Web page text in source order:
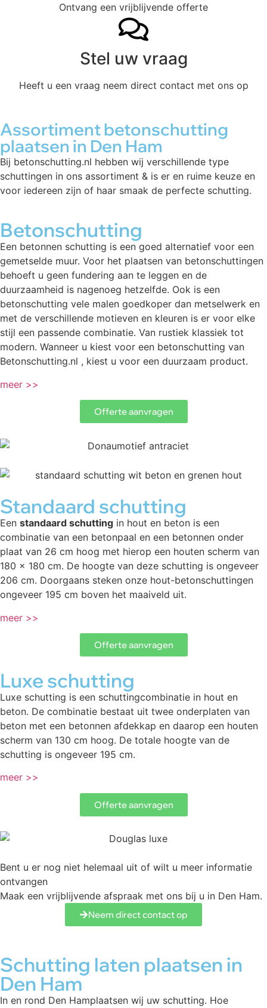
Ontvang een vrijblijvende offerte
Stel uw vraag
Heeft u een vraag neem direct contact met ons op
Assortiment betonschutting
plaatsen in Den Ham
Bij betonschutting.nl hebben wij verschillende type
schuttingen in ons assortiment & is er en ruime keuze en
voor iedereen zijn of haar smaak de perfecte schutting.
Betonschutting
Een betonnen schutting is een goed alternatief voor een
gemetselde muur. Voor het plaatsen van betonschuttingen
behoeft u geen fundering aan te leggen en de
duurzaamheid is nagenoeg hetzelfde. Ook is een
betonschutting vele malen goedkoper dan metselwerk en
met de verschillende motieven en kleuren is er voor elke
stijl een passende combinatie. Van rustiek klassiek tot
modern. Wanneer u kiest voor een betonschutting van
Betonschutting.nl , kiest u voor een duurzaam product.
meer >>
Offerte aanvragen
Standaard schutting
Een standaard schutting in hout en beton is een
combinatie van een betonpaal en een betonnen onder
plaat van 26 cm hoog met hierop een houten scherm van
180 x 180 cm. De hoogte van deze schutting is ongeveer
206 cm. Doorgaans steken onze hout-betonschuttingen
ongeveer 195 cm boven het maaiveld uit.
meer >>
Offerte aanvragen
Luxe schutting
Luxe schutting is een schuttingcombinatie in hout en
beton. De combinatie bestaat uit twee onderplaten van
beton met een betonnen afdekkap en daarop een houten
scherm van 130 cm hoog. De totale hoogte van de
schutting is ongeveer 195 cm.
meer >>
Offerte aanvragen
Bent u er nog niet helemaal uit of wilt u meer informatie
ontvangen
Maak een vrijblijvende afspraak met ons bij u in Den Ham.
Neem direct contact op
Schutting laten plaatsen in
Den Ham
In en rond Den Hamplaatsen wij uw schutting. Hoe